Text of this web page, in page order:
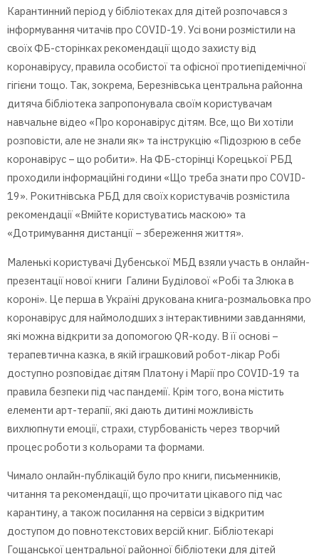
Карантинний період у бібліотеках для дітей розпочався з
інформування читачів про COVID-19. Усі вони розмістили на
своїх ФБ-сторінках рекомендації щодо захисту від
коронавірусу, правила особистої та офісної протиепідемічної
гігієни тощо. Так, зокрема, Березнівська центральна районна
дитяча бібліотека запропонувала своїм користувачам
навчальне відео «Про коронавірус дітям. Все, що Ви хотіли
розповісти, але не знали як» та інструкцію «Підозрюю в себе
коронавірус – що робити». На ФБ-сторінці Корецької РБД
проходили інформаційні години «Що треба знати про COVID-
19». Рокитнівська РБД для своїх користувачів розмістила
рекомендації «Вмійте користуватись маскою» та
«Дотримування дистанції – збереження життя».
Маленькі користувачі Дубенської МБД взяли участь в онлайн-
презентації нової книги Галини Буділової «Робі та Злюка в
короні». Це перша в Україні друкована книга-розмальовка про
коронавірус для наймолодших з інтерактивними завданнями,
які можна відкрити за допомогою QR-коду. В її основі –
терапевтична казка, в якій іграшковий робот-лікар Робі
доступно розповідає дітям Платону і Марії про COVID-19 та
правила безпеки під час пандемії. Крім того, вона містить
елементи арт-терапії, які дають дитині можливість
вихлюпнути емоції, страхи, стурбованість через творчий
процес роботи з кольорами та формами.
Чимало онлайн-публікацій було про книги, письменників,
читання та рекомендації, що прочитати цікавого під час
карантину, а також посилання на сервіси з відкритим
доступом до повнотекстових версій книг. Бібліотекарі
Гощанської центральної районної бібліотеки для дітей